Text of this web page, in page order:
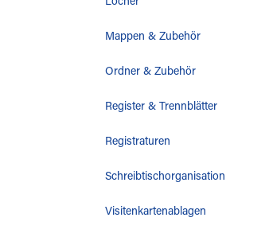
Locher
Mappen & Zubehör
Ordner & Zubehör
Register & Trennblätter
Registraturen
Schreibtischorganisation
Visitenkartenablagen